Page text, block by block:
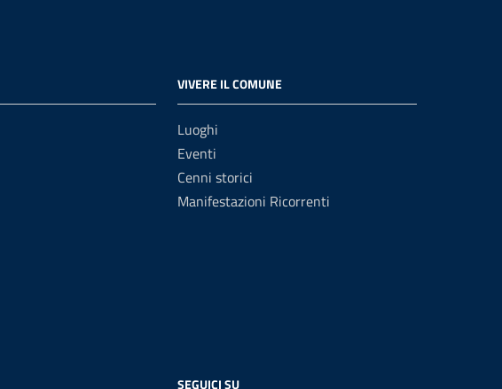
VIVERE IL COMUNE
Luoghi
Eventi
Cenni storici
Manifestazioni Ricorrenti
SEGUICI SU